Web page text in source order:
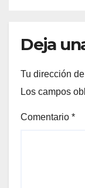
Deja
Tu dirección
Los campos
Comentario *